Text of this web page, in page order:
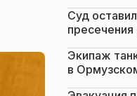
Суд
Экипаж
в